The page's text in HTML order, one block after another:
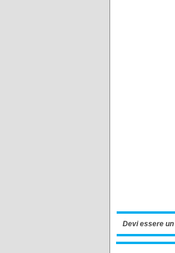
Devi essere un